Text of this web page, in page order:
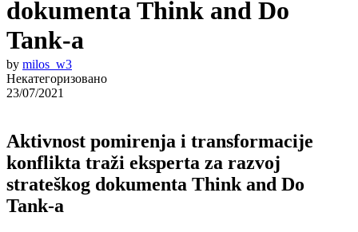
dokumenta Think and Do
Tank-a
by milos_w3
Некатегоризовано
23/07/2021
Aktivnost pomirenja i transformacije
konflikta traži eksperta za razvoj
strateškog dokumenta Think and Do
Tank-a